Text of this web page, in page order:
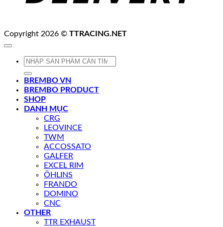
Copyright 2026 © TTRACING.NET
Tìm
BREMBO VN
BREMBO PRODUCT
SHOP
DANH MỤC
CRG
LEOVINCE
TWM
ACCOSSATO
GALFER
EXCEL RIM
ÖHLINS
FRANDO
DOMINO
CNC
OTHER
TTR EXHAUST